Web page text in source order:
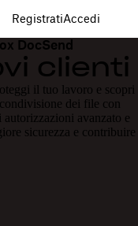
RegistratiAccedi
DocSend
clienti
il tuo lavoro e scopri
dei file con
avanzato e
sicurezza e contribuire